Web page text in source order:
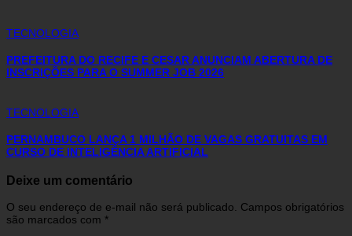
TECNOLOGIA
PREFEITURA DO RECIFE E CESAR ANUNCIAM ABERTURA DE
INSCRIÇÕES PARA O SUMMER JOB 2026
TECNOLOGIA
PERNAMBUCO LANÇA 1 MILHÃO DE VAGAS GRATUITAS EM
CURSO DE INTELIGÊNCIA ARTIFICIAL
Deixe um comentário
O seu endereço de e-mail não será publicado. Campos obrigatórios
são marcados com *